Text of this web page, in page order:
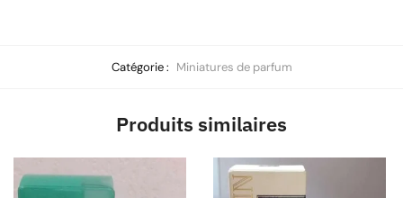
Catégorie : Miniatures de parfum
Produits similaires